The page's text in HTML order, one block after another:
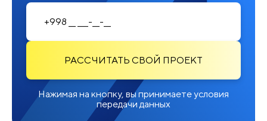
РАССЧИТАТЬ СВОЙ ПРОЕКТ
Нажимая на кнопку, вы принимаете условия
передачи данных